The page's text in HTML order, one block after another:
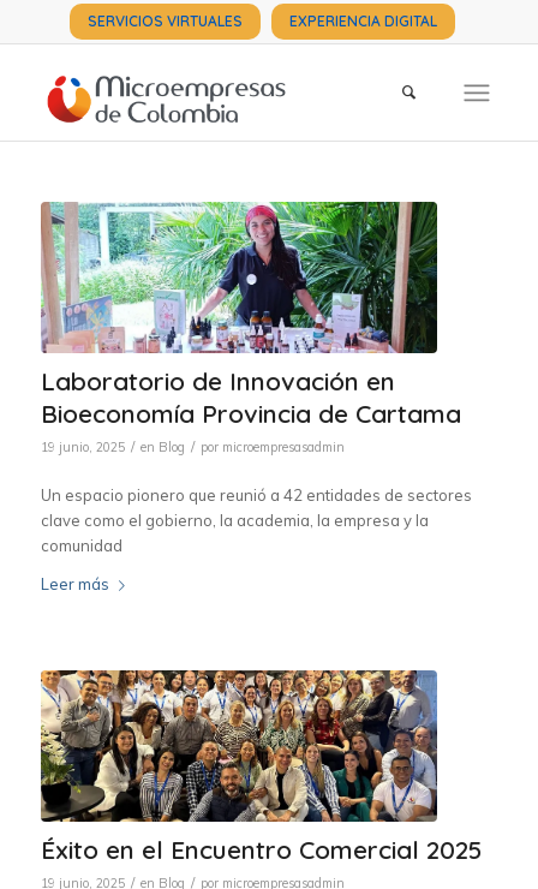
SERVICIOS VIRTUALES EXPERIENCIA DIGITAL
Laboratorio de Innovación en
Bioeconomía Provincia de Cartama
19 junio, 2025 / en Blog / por microempresasadmin
Un espacio pionero que reunió a 42 entidades de sectores
clave como el gobierno, la academia, la empresa y la
comunidad
Leer más
Éxito en el Encuentro Comercial 2025
19 junio, 2025 / en Blog / por microempresasadmin